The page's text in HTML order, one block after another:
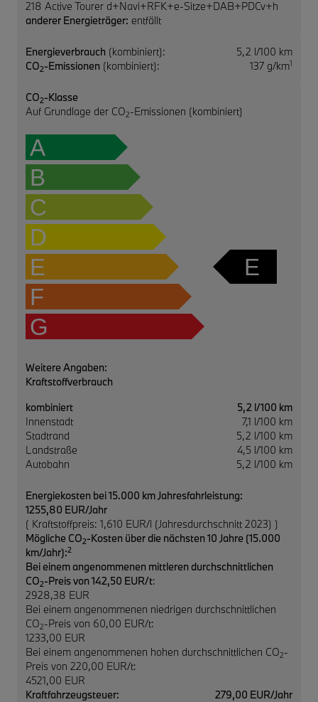
218 Active Tourer d+Navi+RFK+e-Sitze+DAB+PDCv+h
anderer Energieträger: entfällt
Energieverbrauch (kombiniert):
5,2 l/100 km
CO2-Emissionen (kombiniert): 137 g/km1
CO2-Klasse
Auf Grundlage der CO2-Emissionen (kombiniert)
A
B
C
D
E
F
G
E
Weitere Angaben:
Kraftstoffverbrauch
kombiniert
5,2 l/100 km
Innenstadt
7,1 l/100 km
Stadtrand
5,2 l/100 km
Landstraße
4,5 l/100 km
Autobahn
5,2 l/100 km
Energiekosten bei 15.000 km Jahresfahrleistung:
1255,80 EUR/Jahr
( Kraftstoffpreis: 1,610 EUR/l (Jahresdurchschnitt 2023) )
Mögliche CO2-Kosten über die nächsten 10 Jahre (15.000
km/Jahr):2
Bei einem angenommenen mittleren durchschnittlichen
CO2-Preis von 142,50 EUR/t:
2928,38 EUR
Bei einem angenommenen niedrigen durchschnittlichen
CO2-Preis von 60,00 EUR/t:
1233,00 EUR
Bei einem angenommenen hohen durchschnittlichen CO2-
Preis von 220,00 EUR/t:
4521,00 EUR
Kraftfahrzeugsteuer:
279,00 EUR/Jahr